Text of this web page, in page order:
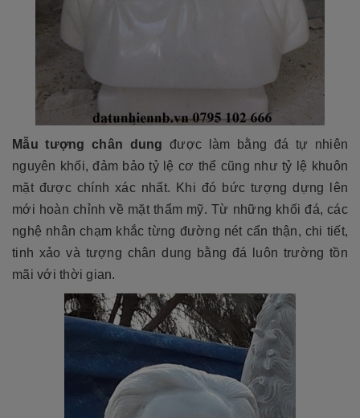
Mẫu tượng chân dung được làm bằng đá tự nhiên
nguyên khối, đảm bảo tỷ lệ cơ thể cũng như tỷ lệ khuôn
mặt được chính xác nhất. Khi đó bức tượng dựng lên
mới hoàn chỉnh về mặt thẩm mỹ. Từ những khối đá, các
nghệ nhân chạm khắc từng đường nét cẩn thận, chi tiết,
tinh xảo và tượng chân dung bằng đá luôn trường tồn
mãi với thời gian.